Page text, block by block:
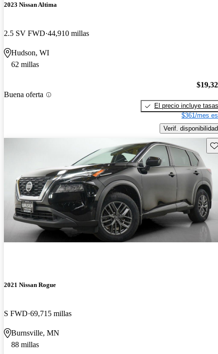
2023 Nissan Altima
2.5 SV FWD 44,910 millas
Hudson, WI
62 millas
Buena oferta
El precio incluye tasas
$361/mes
Verif. disponibilidad
2021 Nissan Rogue
S FWD 69,715 millas
Burnsville, MN
88 millas